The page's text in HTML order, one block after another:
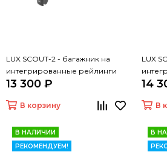
LUX SCOUT-2 - багажник на
интегрированные рейлинги
(дуги крыловидные серые 110
13 300 ₽
В корзину
LUX
(дуги
14
В
В НАЛИЧИИ
РЕКОМЕНДУЕМ!
В